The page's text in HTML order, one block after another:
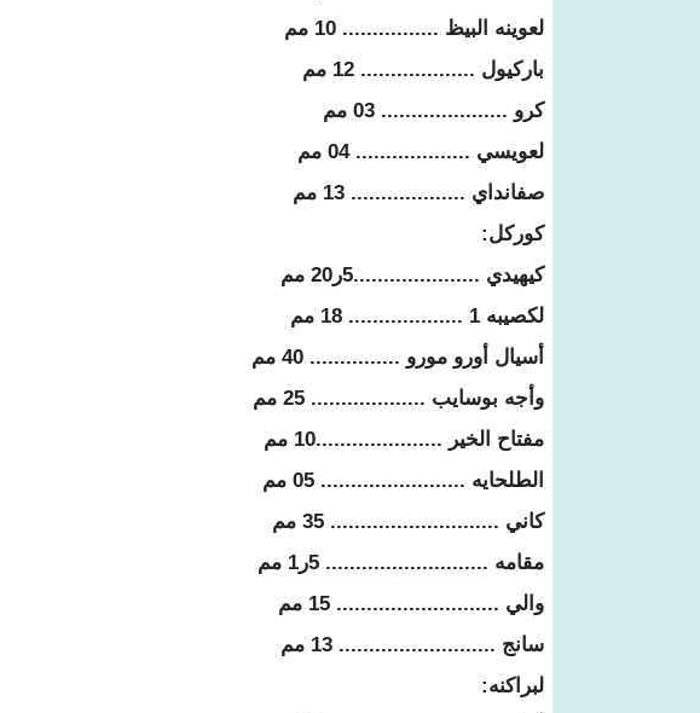
لعوينه البيظ ................ 10 مم
باركيول ................... 12 مم
كرو ..................... 03 مم
لعويسي ................... 04 مم
صفانداي ................... 13 مم
كوركل:
كيهيدي .....................5ر20 مم
لكصيبه 1 ................... 18 مم
أسيال أورو مورو ............... 40 مم
وأجه بوسايب ................... 25 مم
مفتاح الخير .....................10 مم
الطلحايه ........................ 05 مم
كاني ............................ 35 مم
مقامه ........................... 5ر1 مم
والي ........................... 15 مم
سانج .......................... 13 مم
لبراكنه: